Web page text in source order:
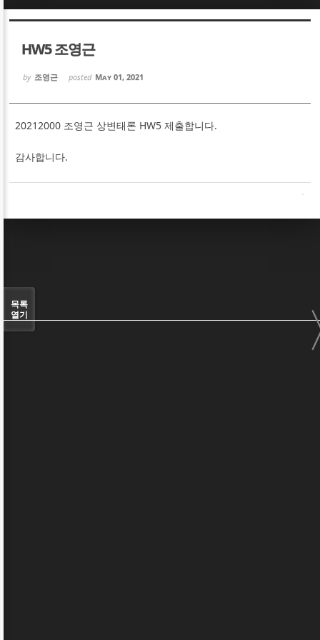
HW5 조영근
by 조영근 posted May 01, 2021
20212000 조영근 상변태론 HW5 제출합니다.
감사합니다.
목록
열기
Sketchbook5, 스케치북5
Sketchbook5, 스케치북5
Sketchbook5, 스케치북5
Sketchbook5, 스케치북5